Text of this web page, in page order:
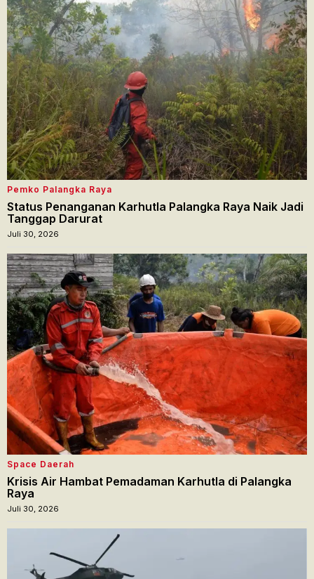
Pemko Palangka Raya
Status Penanganan Karhutla Palangka Raya Naik Jadi
Tanggap Darurat
Juli 30, 2026
Space Daerah
Krisis Air Hambat Pemadaman Karhutla di Palangka
Raya
Juli 30, 2026